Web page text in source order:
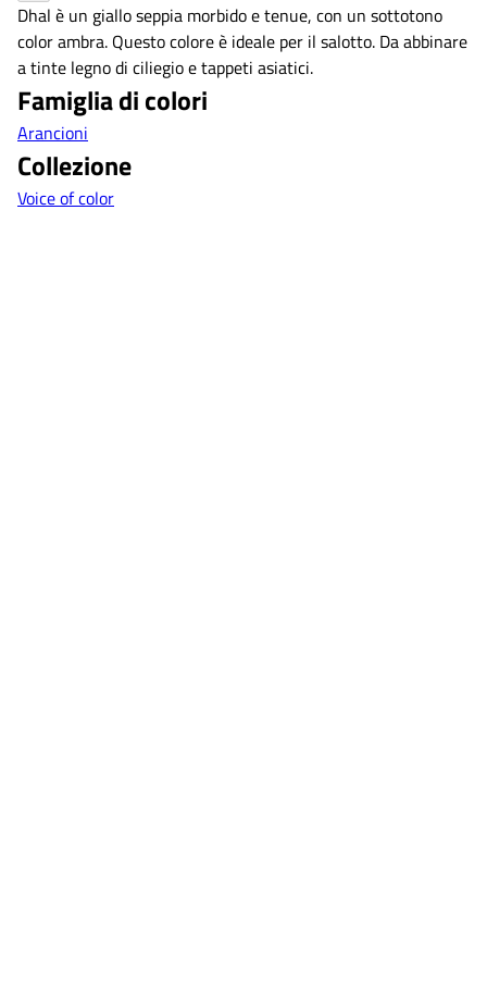
Dhal è un giallo seppia morbido e tenue, con un sottotono
color ambra. Questo colore è ideale per il salotto. Da abbinare
a tinte legno di ciliegio e tappeti asiatici.
Famiglia di colori
Arancioni
Collezione
Voice of color